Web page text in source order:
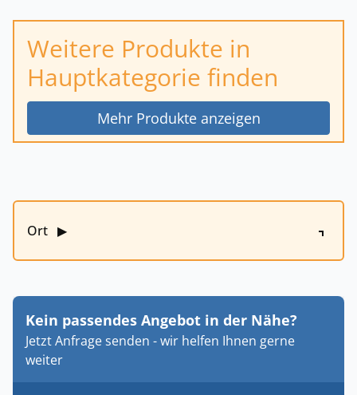
Weitere Produkte in
Hauptkategorie finden
Mehr Produkte anzeigen
Ort ▶
Kein passendes Angebot in der Nähe?
Jetzt Anfrage senden - wir helfen Ihnen gerne
weiter